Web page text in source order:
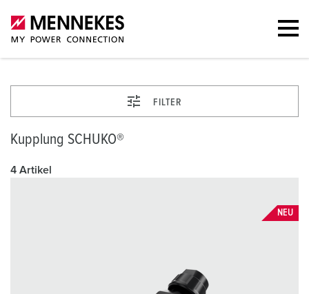
FILTER
Kupplung SCHUKO®
4 Artikel
NEU